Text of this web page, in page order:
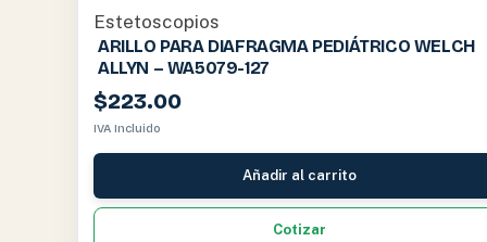
Estetoscopios
ARILLO PARA DIAFRAGMA PEDIÁTRICO WELCH
ALLYN – WA5079-127
$223.00
IVA Incluido
Añadir al carrito
Cotizar